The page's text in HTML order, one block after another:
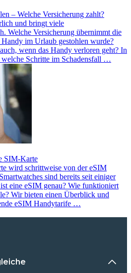
– Welche Versicherung zahlt?
und bringt viele
Welche Versicherung übernimmt die
im Urlaub gestohlen wurde?
wenn das Handy verloren geht? In
Schritte im Schadensfall …
SIM-Karte
wird schrittweise von der eSIM
sind bereits seit einiger
eine eSIM genau? Wie funktioniert
Wir bieten einen Überblick und
eSIM Handytarife …